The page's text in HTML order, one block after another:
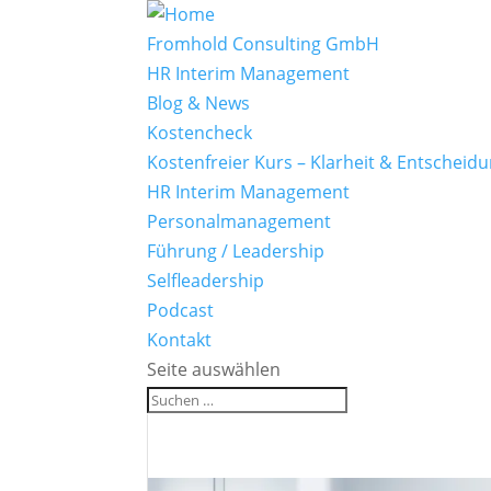
Fromhold Consulting GmbH
HR Interim Management
Blog & News
Kostencheck
Kostenfreier Kurs – Klarheit &
HR Interim Management
Personalmanagement
Führung / Leadership
Selfleadership
Podcast
Kontakt
Seite auswählen